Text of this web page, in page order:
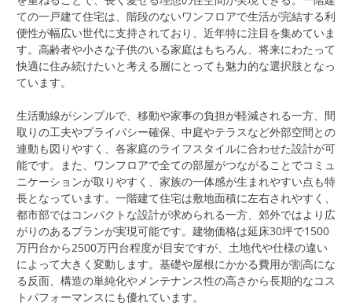
ての一戸建て住宅は、階段のないワンフロアで生活が完結する利
便性が幅広い世代に支持されており、近年特に注目を集めていま
す。高齢者や小さな子供のいる家庭はもちろん、将来にわたって
快適に住み続けたいと考える層にとっても魅力的な選択肢となっ
ています。
生活動線がシンプルで、移動や家事の負担が軽減される一方、間
取りの工夫やプライバシー確保、中庭やテラスなど外部空間との
連動も図りやすく、各家庭のライフスタイルに合わせた設計が可
能です。また、ワンフロアで全ての部屋がつながることでコミュ
ニケーションが取りやすく、家族の一体感が生まれやすい点も特
長となっています。一階建て住宅は敷地面積に左右されやすく、
都市部ではコンパクトな設計が求められる一方、郊外ではより広
がりのあるプランが実現可能です。建物価格は延床30坪で1500
万円台から2500万円台程度が目安ですが、土地代や仕様の違い
によって大きく変動します。基礎や屋根にかかる費用が割高にな
る反面、構造の単純化やメンテナンス性の高さから長期的なコス
トパフォーマンスにも優れています。